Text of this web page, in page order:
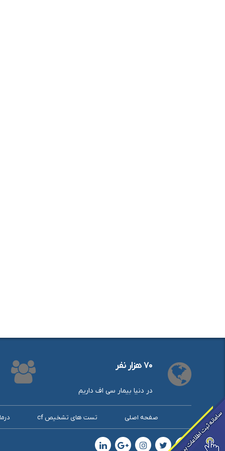
۷۰ هزار نفر
در دنیا بیمار سی اف داریم
صفحه اصلی تست های تشخیص cf